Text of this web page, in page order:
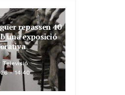
repassen 40
una exposició
Televisió
- 14:40